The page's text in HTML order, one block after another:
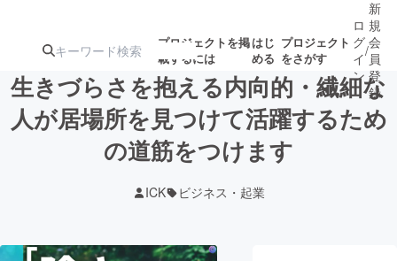
プロジェクトを掲
載するには
はじ
める
プロジェクト
をさがす
注目のリ 注目の新着プロ募集終了が近いプ
ロジェクト
ロ
グ
イ
ン
/
新
規
会
員
登
録
生きづらさを抱える内向的・繊細な
人が居場所を見つけて活躍するため
の道筋をつけます
ICK ビジネス・起業